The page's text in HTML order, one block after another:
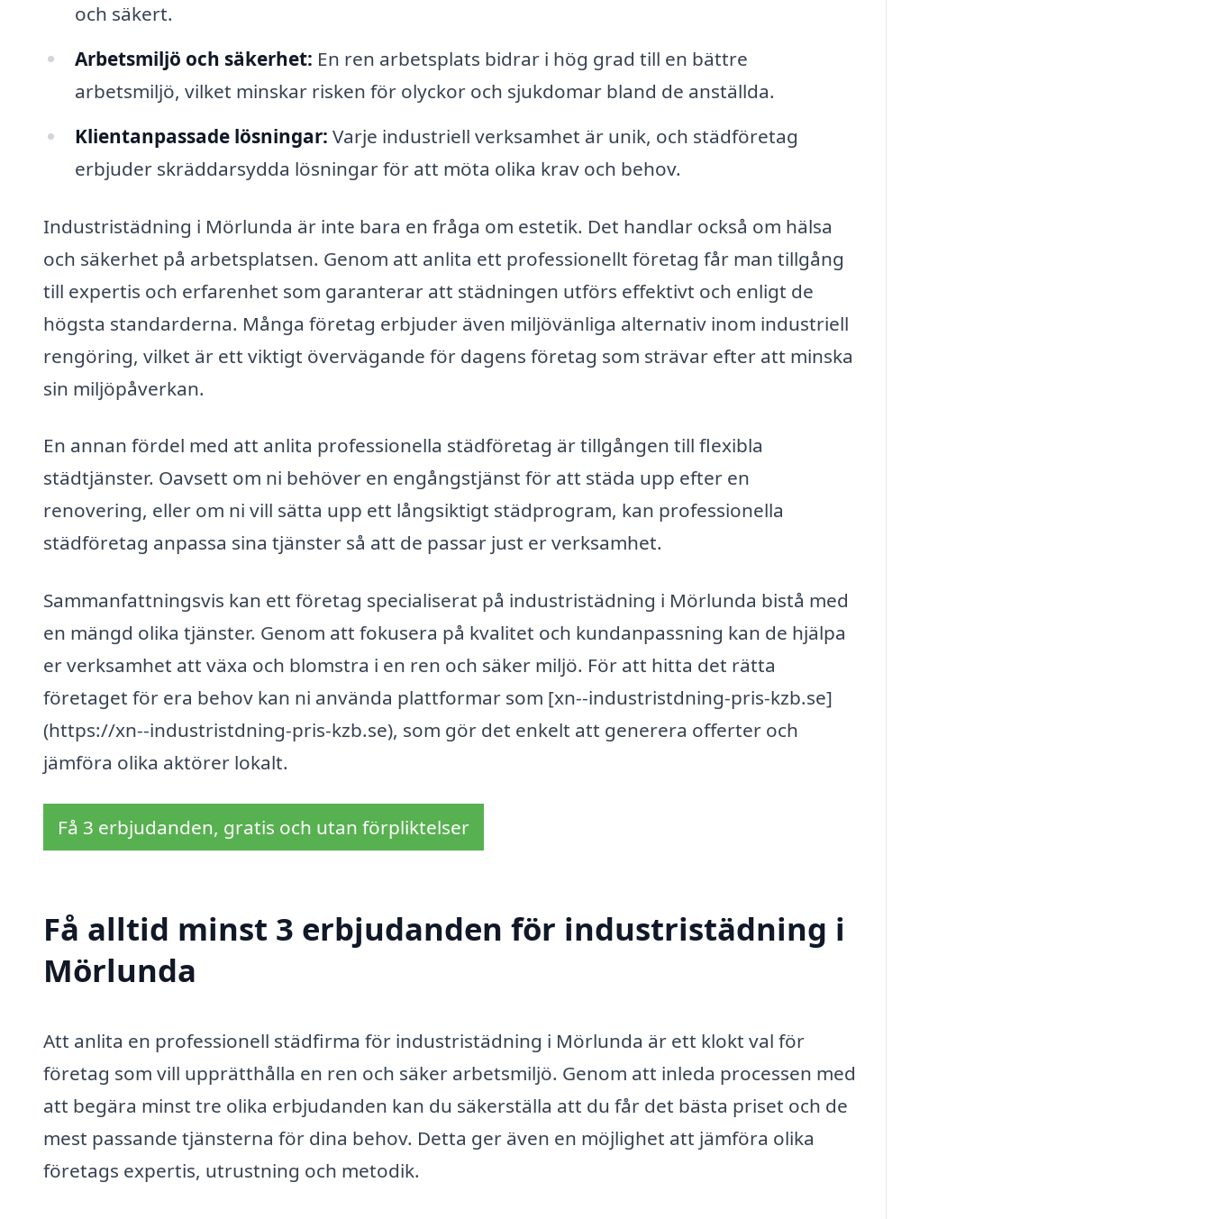
och säkert.
Arbetsmiljö och säkerhet: En ren arbetsplats bidrar i hög grad till en bättre
arbetsmiljö, vilket minskar risken för olyckor och sjukdomar bland de anställda.
Klientanpassade lösningar: Varje industriell verksamhet är unik, och städföretag
erbjuder skräddarsydda lösningar för att möta olika krav och behov.
Industristädning i Mörlunda är inte bara en fråga om estetik. Det handlar också om hälsa
och säkerhet på arbetsplatsen. Genom att anlita ett professionellt företag får man tillgång
till expertis och erfarenhet som garanterar att städningen utförs effektivt och enligt de
högsta standarderna. Många företag erbjuder även miljövänliga alternativ inom industriell
rengöring, vilket är ett viktigt övervägande för dagens företag som strävar efter att minska
sin miljöpåverkan.
En annan fördel med att anlita professionella städföretag är tillgången till flexibla
städtjänster. Oavsett om ni behöver en engångstjänst för att städa upp efter en
renovering, eller om ni vill sätta upp ett långsiktigt städprogram, kan professionella
städföretag anpassa sina tjänster så att de passar just er verksamhet.
Sammanfattningsvis kan ett företag specialiserat på industristädning i Mörlunda bistå med
en mängd olika tjänster. Genom att fokusera på kvalitet och kundanpassning kan de hjälpa
er verksamhet att växa och blomstra i en ren och säker miljö. För att hitta det rätta
företaget för era behov kan ni använda plattformar som [xn--industristdning-pris-kzb.se]
(https://xn--industristdning-pris-kzb.se), som gör det enkelt att generera offerter och
jämföra olika aktörer lokalt.
Få 3 erbjudanden, gratis och utan förpliktelser
Få alltid minst 3 erbjudanden för industristädning i
Mörlunda
Att anlita en professionell städfirma för industristädning i Mörlunda är ett klokt val för
företag som vill upprätthålla en ren och säker arbetsmiljö. Genom att inleda processen med
att begära minst tre olika erbjudanden kan du säkerställa att du får det bästa priset och de
mest passande tjänsterna för dina behov. Detta ger även en möjlighet att jämföra olika
företags expertis, utrustning och metodik.